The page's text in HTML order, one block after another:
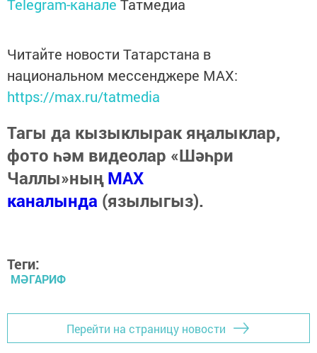
Telegram-канале Татмедиа
Читайте новости Татарстана в
национальном мессенджере MАХ:
https://max.ru/tatmedia
Тагы да кызыклырак яңалыклар,
фото һәм видеолар «Шәһри
Чаллы»ныңMAX
каналында (язылыгыз).
Теги:
МӘГАРИФ
Перейти на страницу новости